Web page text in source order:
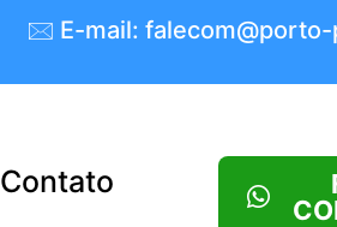
🖂 E-mail:
Contato